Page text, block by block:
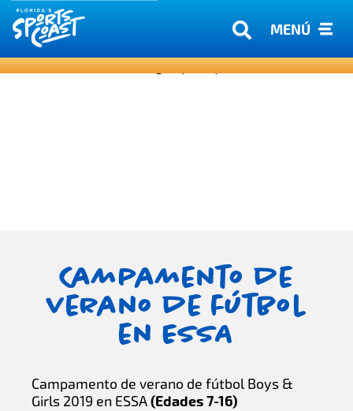
MENÚ
Campamento de
verano de fútbol
en ESSA
Campamento de verano de fútbol Boys &
Girls 2019 en ESSA(Edades 7-16)